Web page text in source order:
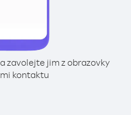
zavolejte jim z obrazovky
kontaktu